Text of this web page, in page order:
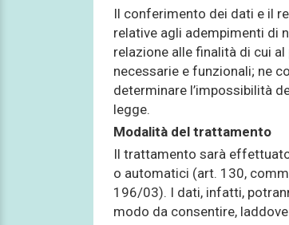
Il conferimento dei dati e il
relative agli adempimenti di
relazione alle finalità di cui
necessarie e funzionali; ne
determinare l’impossibilità
legge.
Modalità del trattamento
Il trattamento sarà
o automatici (art. 130,
196/03). I dati, infatti,
modo da consentire,